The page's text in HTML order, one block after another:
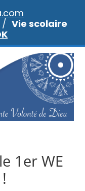
1er WE
/ Vie scolaire